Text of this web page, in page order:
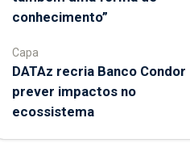
conhecimento”
Capa
DATAz recria Banco Condor
prever impactos no
ecossistema